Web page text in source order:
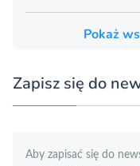
Pokaż
Zapisz się do
Aby zapisać się do